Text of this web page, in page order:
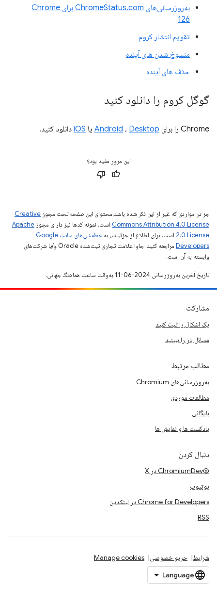
به‌روزرسانی‌های ChromeStatus.com برای Chrome
126
تقویم انتشار کروم
منسوخ شدن های آینده
حذف های آینده
گوگل کروم را دانلود کنید
Chrome را برای Android ، Desktop یا iOS دانلود کنید.
این مرور مفید بود؟
جز در مواردی که غیر از این ذکر شده باشد،‌محتوای این صفحه تحت مجوز Creative
Commons Attribution 4.0 License است. نمونه کدها نیز دارای مجوز Apache
2.0 License است. برای اطلاع از جزئیات، به
خطمشی‌های سایت Google
Developers‏
مراجعه کنید. جاوا علامت تجاری ثبت‌شده Oracle و/یا شرکت‌های
وابسته به آن است.
تاریخ آخرین به‌روزرسانی 2024-06-11 به‌وقت ساعت هماهنگ جهانی.
مشارکت
یک اشکال را ثبت کنید
مسائل باز را ببینید
مطالب مرتبط
به‌روزرسانی‌های Chromium
مطالعات موردی
بایگانی
پادکست ها و نمایش ها
دنبال کردن
@ChromiumDev در X
یوتیوب
Chrome for Developers در لینکدین
RSS
شرایط حریم خصوصی Manage cookies